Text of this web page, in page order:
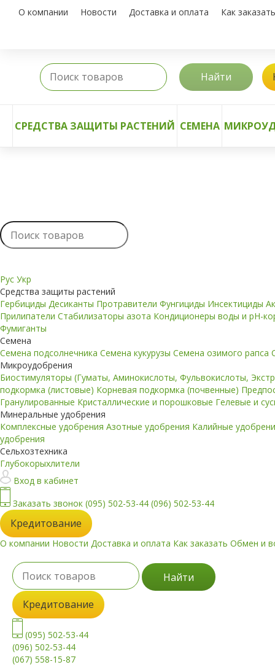
О компании Новости Доставка и оплата Как заказать
Найти
СРЕДСТВА ЗАЩИТЫ РАСТЕНИЙ СЕМЕНА
Рус Укр
Средства защиты растений
Гербициды Десиканты Протравители Фунгициды Инсектициды
Прилипатели Стабилизаторы азота Кондиционеры воды и pH-
Фумиганты
Семена
Семена подсолнечника Семена кукурузы Семена озимого рапса
Микроудобрения
Биостимуляторы (Гуматы, Аминокислоты, Фульвокислоты,
подкормка (листовые) Корневая подкормка (почвенные)
Гранулированные Кристаллические и порошковые Гелевые и
Минеральные удобрения
Комплексные удобрения Азотные удобрения Калийные
удобрения
Сельхозтехника
Глубокорыхлители
Вход в кабинет
Заказать звонок (095) 502-53-44 (096) 502-53-44
Кредитование
О компании Новости Доставка и оплата Как заказать Обмен и
Найти
Кредитование
(095) 502-53-44
(096) 502-53-44
(067) 558-15-87